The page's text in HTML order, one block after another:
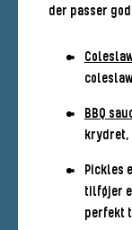
der passer
BBQ
krydret,
Pickles
tilføjer
perfekt